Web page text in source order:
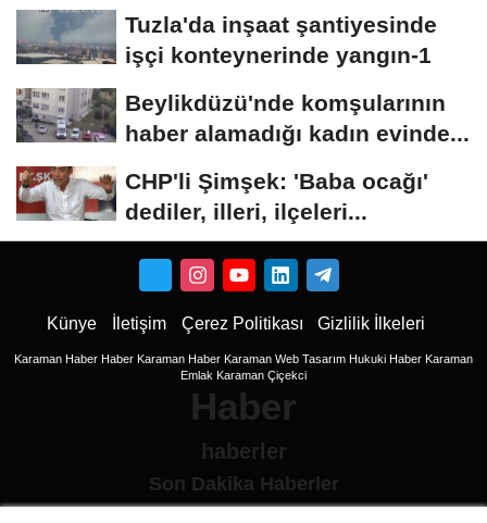
Tuzla'da inşaat şantiyesinde
işçi konteynerinde yangın-1
Beylikdüzü'nde komşularının
haber alamadığı kadın evinde...
CHP'li Şimşek: 'Baba ocağı'
dediler, illeri, ilçeleri...
Künye İletişim Çerez Politikası Gizlilik İlkeleri
Karaman Haber Haber Karaman Haber Karaman Web Tasarım Hukuki Haber Karaman
Emlak Karaman Çiçekci
Haber
haberler
Son Dakika Haberler